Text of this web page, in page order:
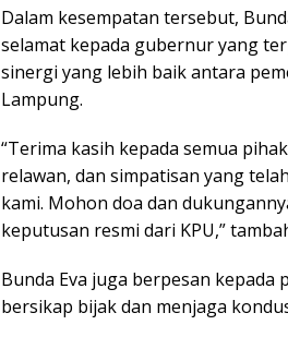
Dalam kesempatan tersebut,
selamat kepada gubernur yang
sinergi yang lebih baik antara
Lampung.
“Terima kasih kepada semua
relawan, dan simpatisan yang
kami. Mohon doa dan
keputusan resmi dari KPU,”
Bunda Eva juga berpesan
bersikap bijak dan menjaga